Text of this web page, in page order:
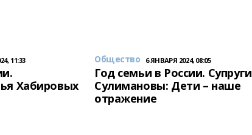
11:33
Хабировых
Общество 6 ЯНВАРЯ 2024, 08:05
Год семьи в России. Супруги
Сулимановы: Дети – наше
отражение